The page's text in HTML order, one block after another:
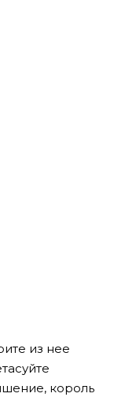
из нее
король